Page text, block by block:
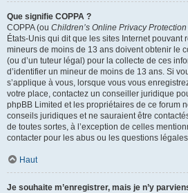
Que signifie COPPA ?
COPPA (ou Children’s Online Privacy Protection
États-Unis qui dit que les sites Internet pouvant
mineurs de moins de 13 ans doivent obtenir le
(ou d’un tuteur légal) pour la collecte de ces
d’identifier un mineur de moins de 13 ans. Si
s’applique à vous, lorsque vous vous
votre place, contactez un conseiller juridique
phpBB Limited et les propriétaires de ce forum
conseils juridiques et ne sauraient être
de toutes sortes, à l’exception de celles
contacter pour les abus ou les questions
Haut
Je souhaite m’enregistrer, mais je n’y